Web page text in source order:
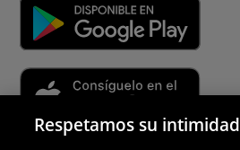
Respetamos su intimidad